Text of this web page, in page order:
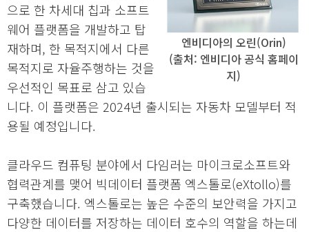
엔비디아의 오린(Orin)
(출처: 엔비디아 공식 홈페이
지)
으로 한 차세대 칩과 소프트
웨어 플랫폼을 개발하고 탑
재하며, 한 목적지에서 다른
목적지로 자율주행하는 것을
우선적인 목표로 삼고 있습
니다. 이 플랫폼은 2024년 출시되는 자동차 모델부터 적
용될 예정입니다.
클라우드 컴퓨팅 분야에서 다임러는 마이크로소프트와
협력관계를 맺어 빅데이터 플랫폼 엑스톨로(eXtollo)를
구축했습니다. 엑스톨로는 높은 수준의 보안력을 가지고
다양한 데이터를 저장하는 데이터 호수의 역할을 하는데